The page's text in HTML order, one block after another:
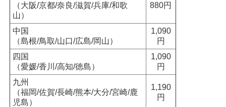
（大阪/京都/奈良/滋賀/兵庫/和歌
山）
880円
中国
（島根/鳥取/山口/広島/岡山）
1,090
円
四国
（愛媛/香川/高知/徳島）
1,090
円
九州
（福岡/佐賀/長崎/熊本/大分/宮崎/鹿
児島）
1,190
円